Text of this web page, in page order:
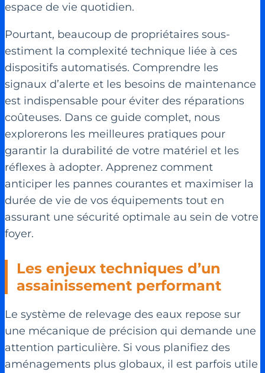
espace de vie quotidien.
Pourtant, beaucoup de propriétaires sous-
estiment la complexité technique liée à ces
dispositifs automatisés. Comprendre les
signaux d’alerte et les besoins de maintenance
est indispensable pour éviter des réparations
coûteuses. Dans ce guide complet, nous
explorerons les meilleures pratiques pour
garantir la durabilité de votre matériel et les
réflexes à adopter. Apprenez comment
anticiper les pannes courantes et maximiser la
durée de vie de vos équipements tout en
assurant une sécurité optimale au sein de votre
foyer.
Les enjeux techniques d’un
assainissement performant
Le système de relevage des eaux repose sur
une mécanique de précision qui demande une
attention particulière. Si vous planifiez des
aménagements plus globaux, il est parfois utile